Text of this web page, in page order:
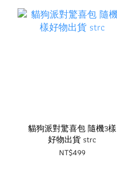
貓狗派對驚喜包 隨機3樣
好物出貨 strc
NT$499